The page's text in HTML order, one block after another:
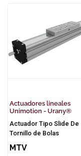
Actuadores lineales
Unimotion - Urany®
Actuador Tipo Slide De
Tornillo de Bolas
MTV